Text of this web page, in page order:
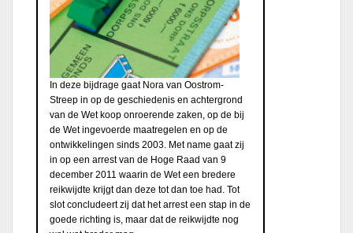
In deze bijdrage gaat Nora van Oostrom-
Streep in op de geschiedenis en achtergrond
van de Wet koop onroerende zaken, op de bij
de Wet ingevoerde maatregelen en op de
ontwikkelingen sinds 2003. Met name gaat zij
in op een arrest van de Hoge Raad van 9
december 2011 waarin de Wet een bredere
reikwijdte krijgt dan deze tot dan toe had. Tot
slot concludeert zij dat het arrest een stap in de
goede richting is, maar dat de reikwijdte nog